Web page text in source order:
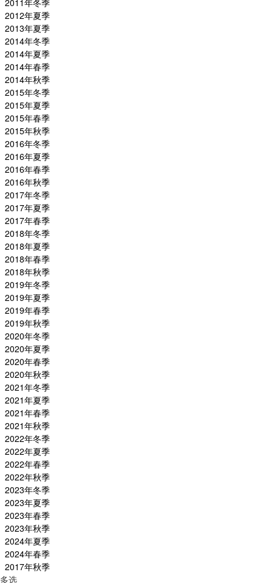
2012年夏季
2013年夏季
2014年冬季
2014年夏季
2014年春季
2014年秋季
2015年冬季
2015年夏季
2015年春季
2015年秋季
2016年冬季
2016年夏季
2016年春季
2016年秋季
2017年冬季
2017年夏季
2017年春季
2018年冬季
2018年夏季
2018年春季
2018年秋季
2019年冬季
2019年夏季
2019年春季
2019年秋季
2020年冬季
2020年夏季
2020年春季
2020年秋季
2021年冬季
2021年夏季
2021年春季
2021年秋季
2022年冬季
2022年夏季
2022年春季
2022年秋季
2023年冬季
2023年夏季
2023年春季
2023年秋季
2024年夏季
2024年春季
2017年秋季
多选